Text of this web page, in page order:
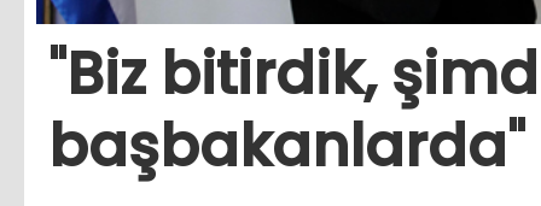
"Biz bitirdik,
başbakanlarda"